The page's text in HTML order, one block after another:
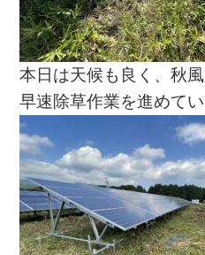
本日は天候も良く、秋
早速除草作業を進めてい